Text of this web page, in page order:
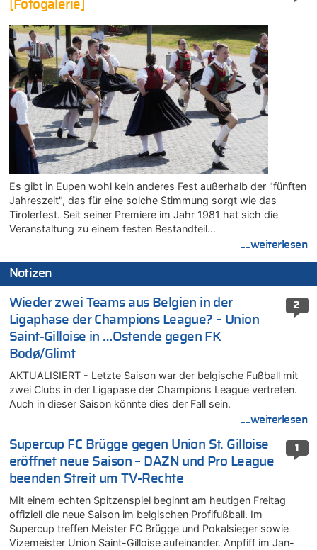
[Fotogalerie]
Es gibt in Eupen wohl kein anderes Fest außerhalb der "fünften
Jahreszeit", das für eine solche Stimmung sorgt wie das
Tirolerfest. Seit seiner Premiere im Jahr 1981 hat sich die
Veranstaltung zu einem festen Bestandteil…
....weiterlesen
Notizen
2
Wieder zwei Teams aus Belgien in der
Ligaphase der Champions League? – Union
Saint-Gilloise in …Ostende gegen FK
Bodø/Glimt
AKTUALISIERT - Letzte Saison war der belgische Fußball mit
zwei Clubs in der Ligapase der Champions League vertreten.
Auch in dieser Saison könnte dies der Fall sein.
....weiterlesen
1
Supercup FC Brügge gegen Union St. Gilloise
eröffnet neue Saison – DAZN und Pro League
beenden Streit um TV-Rechte
Mit einem echten Spitzenspiel beginnt am heutigen Freitag
offiziell die neue Saison im belgischen Profifußball. Im
Supercup treffen Meister FC Brügge und Pokalsieger sowie
Vizemeister Union Saint-Gilloise aufeinander. Anpfiff im Jan-